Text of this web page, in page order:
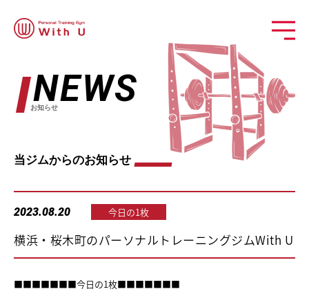
NEWS
お知らせ
当ジムからのお知らせ
2023.08.20 今日の1枚
横浜・桜木町のパーソナルトレーニングジムWith U
■■■■■■■今日の1枚■■■■■■■